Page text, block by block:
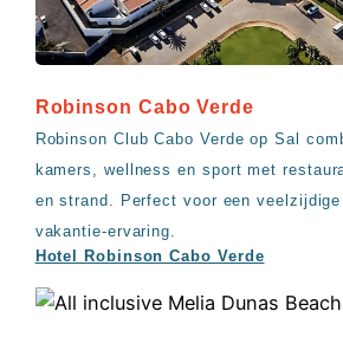
Robinson Cabo Verde
Robinson Club Cabo Verde op Sal
kamers, wellness en sport met
en strand. Perfect voor een
vakantie-ervaring.
Hotel Robinson Cabo Verde